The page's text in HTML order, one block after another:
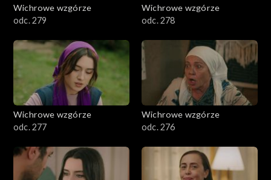
Wichrowe wzgórze
odc. 279
Wichrowe wzgórze
odc. 278
Wichrowe wzgórze
odc. 277
Wichrowe wzgórze
odc. 276